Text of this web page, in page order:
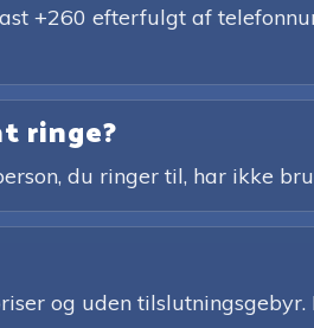
+260 efterfulgt af
ringe?
du ringer til, har ikke
og uden